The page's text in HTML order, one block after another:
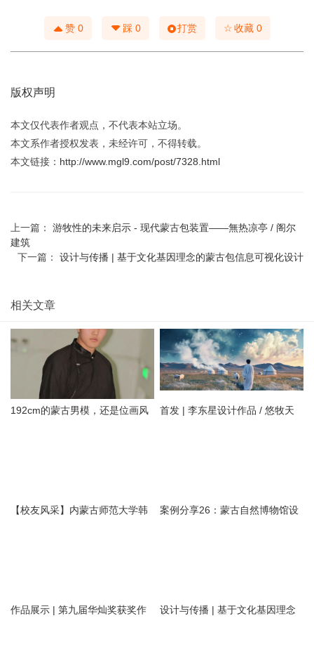
赞 0 踩 0 打赏 ☆收藏 0
版权声明
本文仅代表作者观点，不代表本站立场。
本文系作者授权发表，未经许可，不得转载。
本文链接： http://www.mgl9.com/post/7328.html
上一篇： 游牧性的未来启示 - 现代蒙古包装置——無热凉亭 / 阁尔
建筑
下一篇： 设计与传播 | 基于文化基因理念的蒙古包信息可视化设计
相关文章
192cm的蒙古男模，还是位画风
首发 | 李东星设计作品 / 悠牧天
【校友风采】内蒙古师范大学韩
案例分享26：蒙古自然博物馆设
作品展示 | 第九届华灿奖获奖作
设计与传播 | 基于文化基因理念